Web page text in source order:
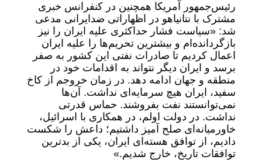
رئیس‌جمهور آمریکا همچنین در کنفرانس خبری
مشترک با نتانیاهو در اظهاراتی ضدایرانی مدعی
شد: «سیاست فشار حداکثری علیه ایران را نیز
بازگردانده‌ام و بیشترین تحریم‌ها را علیه ایران
اعمال کردیم تا صادرات نفتی این کشور به صفر
برسد و ایران دیگر نتواند به اقدامات خود در
منطقه و جهان ادامه دهد. در زمان خروجم از کاخ
سفید، ایران هیچ سرمایه‌ای نداشت. آن‌ها
نمی‌توانستند نفت بفروشند. حماس قدرتی
نداشت. در دولت اولم، در همکاری با اسرائیل،
خاورمیانه‌ای صلح آمیز داشتیم؛ داعش را شکست
دادیم، از توافق هسته‌ای ایران، یکی از بدترین
توافقات تاریخ، خارج شدیم.»